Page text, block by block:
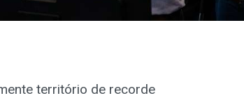
território de recorde